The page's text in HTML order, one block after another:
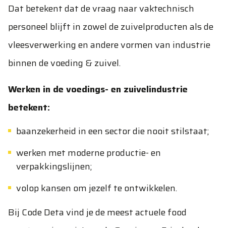
Dat betekent dat de vraag naar vaktechnisch
personeel blijft in zowel de zuivelproducten als de
vleesverwerking en andere vormen van industrie
binnen de voeding & zuivel.
Werken in de voedings- en zuivelindustrie
betekent:
baanzekerheid in een sector die nooit stilstaat;
werken met moderne productie- en
verpakkingslijnen;
volop kansen om jezelf te ontwikkelen.
Bij Code Deta vind je de meest actuele food